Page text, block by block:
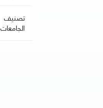
تصنيف
الجامعات